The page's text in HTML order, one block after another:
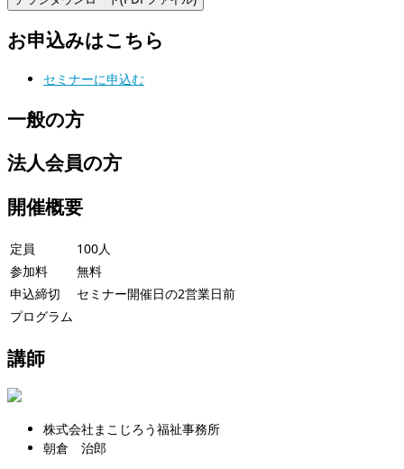
お申込みはこちら
セミナーに申込む
一般の方
法人会員の方
開催概要
定員
100人
参加料
無料
申込締切
セミナー開催日の2営業日前
プログラム
講師
株式会社まこじろう福祉事務所
朝倉 治郎